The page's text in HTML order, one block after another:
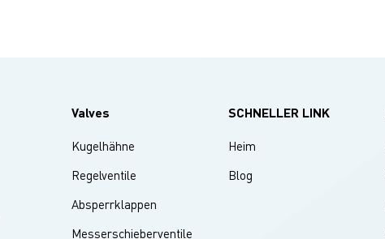
Valves
Kugelhähne
Regelventile
Absperrklappen
Messerschieberventile
SCHNELLER LINK
Heim
Blog